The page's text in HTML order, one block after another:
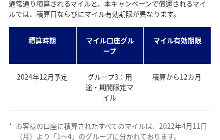
通常通り積算されるマイルと、本キャンペーンで償還されるマイ
ルでは、積算日ならびにマイル有効期限が異なります。
積算時期
マイル口座グル
ープ
マイル有効期限
2024年12月予定
グループ3：用
途・期間限定マ
イル
積算から12カ月
* お客様の口座に積算されたすべてのマイルは、2022年4月11日
（月）より「1～4」のグループに分かれております。